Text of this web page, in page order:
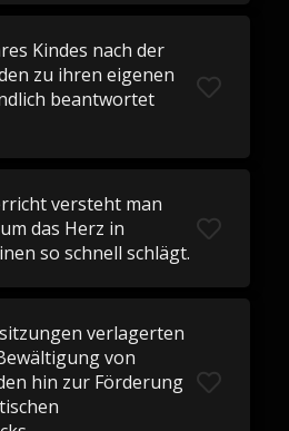
Kindes nach der
zu ihren eigenen
beantwortet
versteht man
das Herz in
so schnell schlägt.
verlagerten
von
hin zur Förderung